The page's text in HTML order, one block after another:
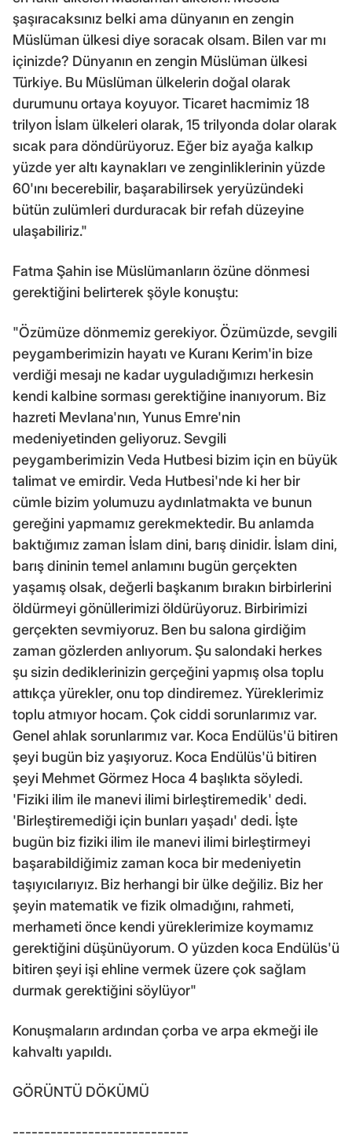
şaşıracaksınız belki ama dünyanın en zengin
Müslüman ülkesi diye soracak olsam. Bilen var mı
içinizde? Dünyanın en zengin Müslüman ülkesi
Türkiye. Bu Müslüman ülkelerin doğal olarak
durumunu ortaya koyuyor. Ticaret hacmimiz 18
trilyon İslam ülkeleri olarak, 15 trilyonda dolar olarak
sıcak para döndürüyoruz. Eğer biz ayağa kalkıp
yüzde yer altı kaynakları ve zenginliklerinin yüzde
60'ını becerebilir, başarabilirsek yeryüzündeki
bütün zulümleri durduracak bir refah düzeyine
ulaşabiliriz."
Fatma Şahin ise Müslümanların özüne dönmesi
gerektiğini belirterek şöyle konuştu:
"Özümüze dönmemiz gerekiyor. Özümüzde, sevgili
peygamberimizin hayatı ve Kuranı Kerim'in bize
verdiği mesajı ne kadar uyguladığımızı herkesin
kendi kalbine sorması gerektiğine inanıyorum. Biz
hazreti Mevlana'nın, Yunus Emre'nin
medeniyetinden geliyoruz. Sevgili
peygamberimizin Veda Hutbesi bizim için en büyük
talimat ve emirdir. Veda Hutbesi'nde ki her bir
cümle bizim yolumuzu aydınlatmakta ve bunun
gereğini yapmamız gerekmektedir. Bu anlamda
baktığımız zaman İslam dini, barış dinidir. İslam dini,
barış dininin temel anlamını bugün gerçekten
yaşamış olsak, değerli başkanım bırakın birbirlerini
öldürmeyi gönüllerimizi öldürüyoruz. Birbirimizi
gerçekten sevmiyoruz. Ben bu salona girdiğim
zaman gözlerden anlıyorum. Şu salondaki herkes
şu sizin dediklerinizin gerçeğini yapmış olsa toplu
attıkça yürekler, onu top dindiremez. Yüreklerimiz
toplu atmıyor hocam. Çok ciddi sorunlarımız var.
Genel ahlak sorunlarımız var. Koca Endülüs'ü bitiren
şeyi bugün biz yaşıyoruz. Koca Endülüs'ü bitiren
şeyi Mehmet Görmez Hoca 4 başlıkta söyledi.
'Fiziki ilim ile manevi ilimi birleştiremedik' dedi.
'Birleştiremediği için bunları yaşadı' dedi. İşte
bugün biz fiziki ilim ile manevi ilimi birleştirmeyi
başarabildiğimiz zaman koca bir medeniyetin
taşıyıcılarıyız. Biz herhangi bir ülke değiliz. Biz her
şeyin matematik ve fizik olmadığını, rahmeti,
merhameti önce kendi yüreklerimize koymamız
gerektiğini düşünüyorum. O yüzden koca Endülüs'ü
bitiren şeyi işi ehline vermek üzere çok sağlam
durmak gerektiğini söylüyor"
Konuşmaların ardından çorba ve arpa ekmeği ile
kahvaltı yapıldı.
GÖRÜNTÜ DÖKÜMÜ
----------------------------